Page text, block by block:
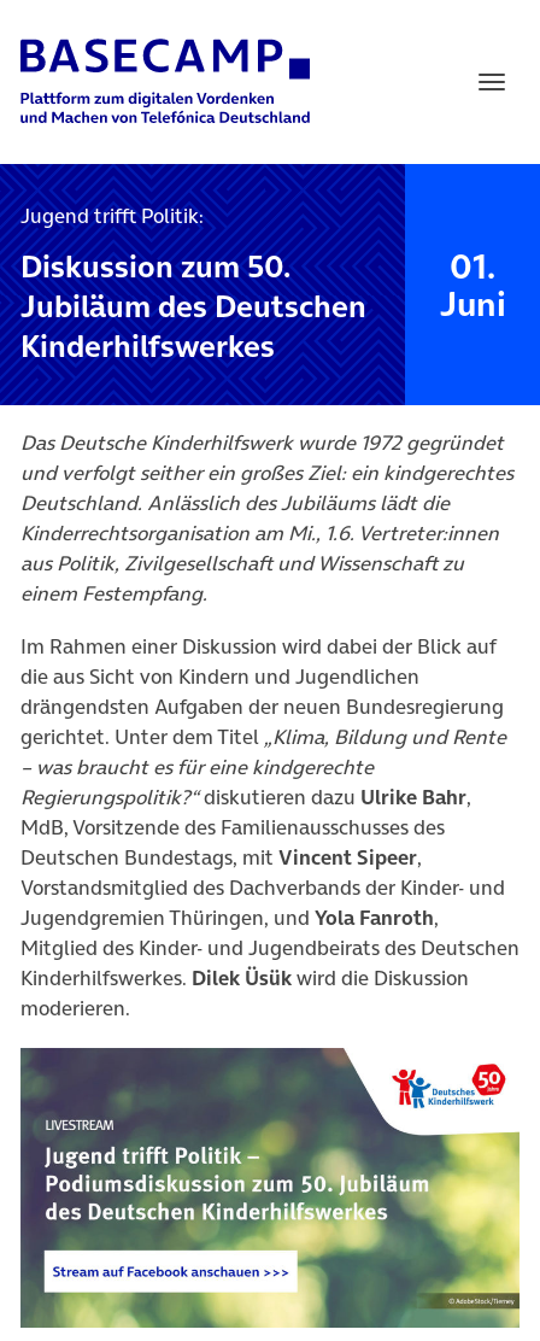
Main Navigation
Jugend trifft Politik:
Diskussion zum 50.
Jubiläum des Deutschen
Kinderhilfswerkes
01.
Juni
Das Deutsche Kinderhilfswerk wurde 1972 gegründet
und verfolgt seither ein großes Ziel: ein kindgerechtes
Deutschland. Anlässlich des Jubiläums lädt die
Kinderrechtsorganisation am Mi., 1.6. Vertreter:innen
aus Politik, Zivilgesellschaft und Wissenschaft zu
einem Festempfang.
Im Rahmen einer Diskussion wird dabei der Blick auf
die aus Sicht von Kindern und Jugendlichen
drängendsten Aufgaben der neuen Bundesregierung
gerichtet. Unter dem Titel „Klima, Bildung und Rente
– was braucht es für eine kindgerechte
Regierungspolitik?“diskutieren dazu Ulrike Bahr,
MdB, Vorsitzende des Familienausschusses des
Deutschen Bundestags, mit Vincent Sipeer,
Vorstandsmitglied des Dachverbands der Kinder- und
Jugendgremien Thüringen, und Yola Fanroth,
Mitglied des Kinder- und Jugendbeirats des Deutschen
Kinderhilfswerkes. Dilek Üsükwird die Diskussion
moderieren.